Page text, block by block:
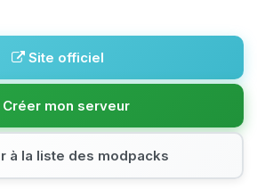
Site officiel
mon serveur
à la liste des modpacks